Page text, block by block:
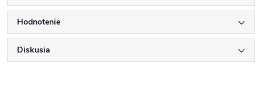
Hodnotenie
Diskusia